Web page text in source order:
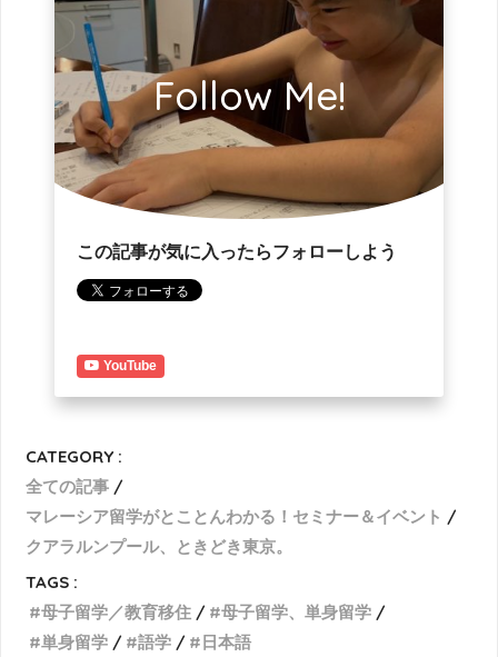
Follow Me!
この記事が気に入ったらフォローしよう
YouTube
CATEGORY :
全ての記事
マレーシア留学がとことんわかる！セミナー＆イベント
クアラルンプール、ときどき東京。
TAGS :
母子留学／教育移住
母子留学、単身留学
単身留学
語学 日本語